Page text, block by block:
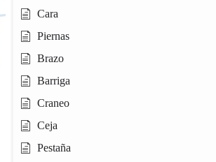
Cara
Piernas
Brazo
Barriga
Craneo
Ceja
Pestaña